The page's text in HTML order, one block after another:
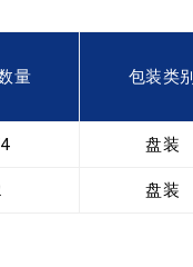
量 包装类别
盘装
盘装